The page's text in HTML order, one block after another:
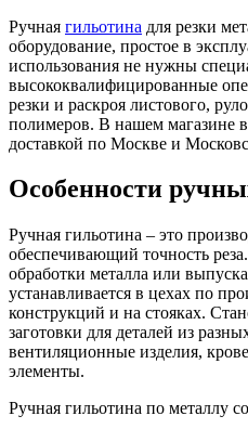
Ручная гильотина для резки
оборудование, простое в
использования не нужны
высококвалифицированные
резки и раскроя листового,
полимеров. В нашем магазине
доставкой по Москве и
Особенности
Ручная гильотина – это
обеспечивающий точность
обработки металла или
устанавливается в цехах по
конструкций и на стояках.
заготовки для деталей из
вентиляционные изделия,
элементы.
Ручная гильотина по металлу